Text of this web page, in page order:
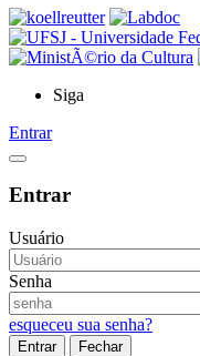
Siga
Entrar
Entrar
Usuário
Senha
esqueceu sua senha?
Entrar Fechar